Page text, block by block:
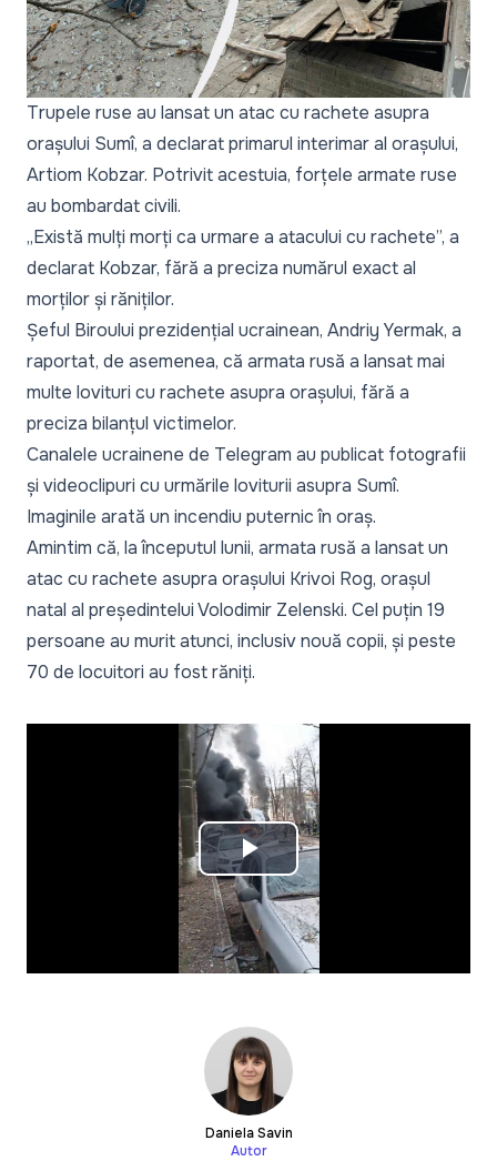
Trupele ruse au lansat un atac cu rachete asupra
orașului Sumî, a declarat primarul interimar al orașului,
Artiom Kobzar. Potrivit acestuia, forțele armate ruse
au bombardat civili.
„Există mulți morți ca urmare a atacului cu rachete”, a
declarat Kobzar, fără a preciza numărul exact al
morților și răniților.
Șeful Biroului prezidențial ucrainean, Andriy Yermak, a
raportat, de asemenea, că armata rusă a lansat mai
multe lovituri cu rachete asupra orașului, fără a
preciza bilanțul victimelor.
Canalele ucrainene de Telegram au publicat fotografii
și videoclipuri cu urmările loviturii asupra Sumî.
Imaginile arată un incendiu puternic în oraș.
Amintim că, la începutul lunii, armata rusă a lansat un
atac cu rachete asupra orașului Krivoi Rog, orașul
natal al președintelui Volodimir Zelenski. Cel puțin 19
persoane au murit atunci, inclusiv nouă copii, și peste
70 de locuitori au fost răniți.
Play
Video
Daniela Savin
Autor